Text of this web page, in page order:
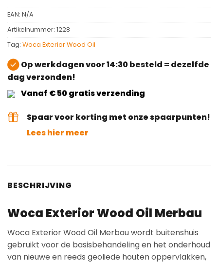
EAN: N/A
Artikelnummer: 1228
Tag: Woca Exterior Wood Oil
Op werkdagen voor 14:30 besteld = dezelfde
dag verzonden!
Vanaf € 50 gratis verzending
Spaar voor korting met onze spaarpunten!
Lees hier meer
BESCHRIJVING
Woca Exterior Wood Oil Merbau
Woca Exterior Wood Oil Merbau wordt buitenshuis
gebruikt voor de basisbehandeling en het onderhoud
van nieuwe en reeds geoliede houten oppervlakken,